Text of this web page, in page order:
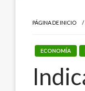
PÁGINA DE INICIO
ECONOMÍA